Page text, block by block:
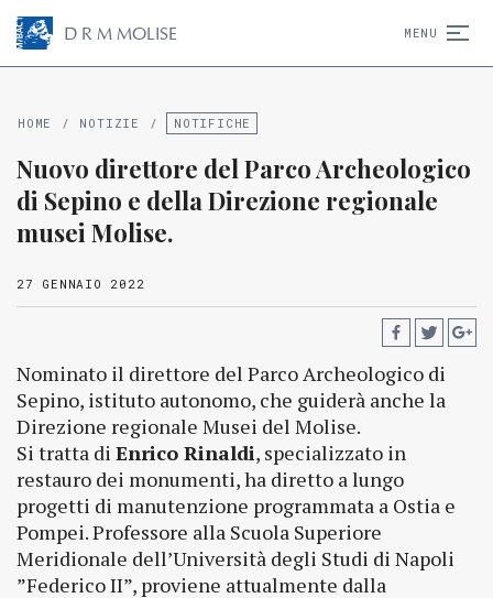
D R M MOLISE MENU
HOME / NOTIZIE / NOTIFICHE
Nuovo direttore del Parco Archeologico
di Sepino e della Direzione regionale
musei Molise.
27 GENNAIO 2022
Nominato il direttore del Parco Archeologico di
Sepino, istituto autonomo, che guiderà anche la
Direzione regionale Musei del Molise.
Si tratta di Enrico Rinaldi, specializzato in
restauro dei monumenti, ha diretto a lungo
progetti di manutenzione programmata a Ostia e
Pompei. Professore alla Scuola Superiore
Meridionale dell’Università degli Studi di Napoli
”Federico II”, proviene attualmente dalla